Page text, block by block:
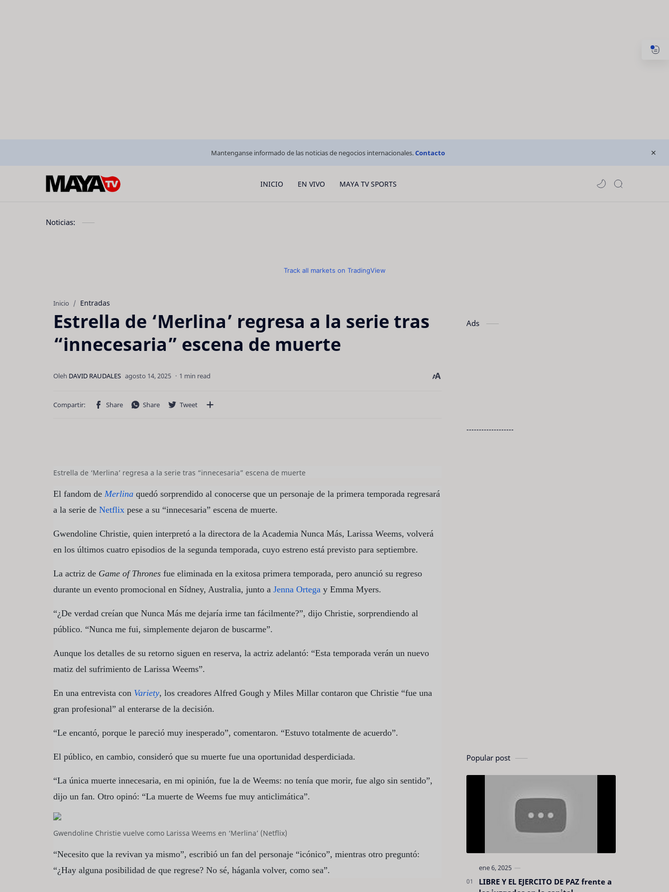
Mantenganse informado de las noticias de negocios internacionales.Contacto
INICIO EN VIVO MAYA TV SPORTS
Noticias:
Track all markets on TradingView
Inicio Entradas
Estrella de ‘Merlina’ regresa a la serie tras
“innecesaria” escena de muerte
1 min read
Estrella de ‘Merlina’ regresa a la serie tras “innecesaria” escena de muerte
El fandom de Merlina quedó sorprendido al conocerse que un personaje de la primera temporada regresará
a la serie de Netflix pese a su “innecesaria” escena de muerte.
Gwendoline Christie, quien interpretó a la directora de la Academia Nunca Más, Larissa Weems, volverá
en los últimos cuatro episodios de la segunda temporada, cuyo estreno está previsto para septiembre.
La actriz de Game of Thrones fue eliminada en la exitosa primera temporada, pero anunció su regreso
durante un evento promocional en Sídney, Australia, junto a Jenna Ortega y Emma Myers.
“¿De verdad creían que Nunca Más me dejaría irme tan fácilmente?”, dijo Christie, sorprendiendo al
público. “Nunca me fui, simplemente dejaron de buscarme”.
Aunque los detalles de su retorno siguen en reserva, la actriz adelantó: “Esta temporada verán un nuevo
matiz del sufrimiento de Larissa Weems”.
En una entrevista con Variety, los creadores Alfred Gough y Miles Millar contaron que Christie “fue una
gran profesional” al enterarse de la decisión.
“Le encantó, porque le pareció muy inesperado”, comentaron. “Estuvo totalmente de acuerdo”.
El público, en cambio, consideró que su muerte fue una oportunidad desperdiciada.
“La única muerte innecesaria, en mi opinión, fue la de Weems: no tenía que morir, fue algo sin sentido”,
dijo un fan. Otro opinó: “La muerte de Weems fue muy anticlimática”.
Gwendoline Christie vuelve como Larissa Weems en ‘Merlina’ (Netflix)
“Necesito que la revivan ya mismo”, escribió un fan del personaje “icónico”, mientras otro preguntó:
“¿Hay alguna posibilidad de que regrese? No sé, háganla volver, como sea”.
Ads
-------------------
Popular post
LIBRE Y EL EJERCITO DE PAZ frente a